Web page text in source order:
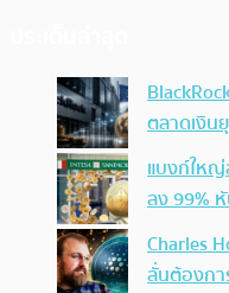
ตลาดเงิน
แบงก์ให
ลง 99%
Charles
ลั่นต้องกา